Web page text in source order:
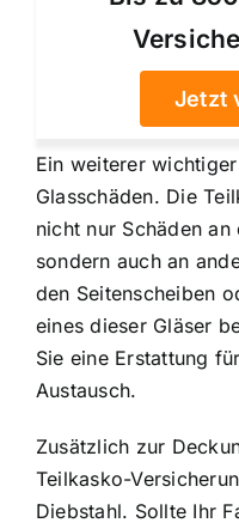
Jetzt
Ein weiterer
Glasschäden. Die
nicht nur Schäden
sondern auch an
den Seitenscheiben
eines dieser Gläser
Sie eine Erstattung
Austausch.
Zusätzlich zur
Teilkasko-
Diebstahl. Sollte Ihr